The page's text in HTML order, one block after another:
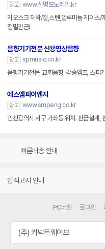
광고 www.신명모노레일.kr
키오스크 제작/철,스텐,알루미늄 케이스/
정밀판금!
음향기기전문 신용영상음향
광고 spmusic.co.kr
음향기기전문, 교회음향, 각종앰프, 스피
에스엠피이엔지
광고 www.smpeng.co.kr
인천광역시 서구 가좌동 위치. 판금설계,
빠른배송 안내
법적고지 안내
PC버전 로그인
(주) 커넥트웨이브